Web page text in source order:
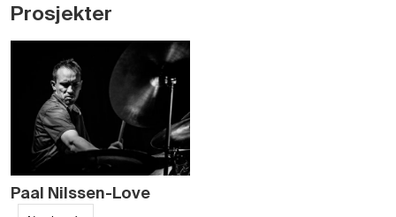
Prosjekter
Paal Nilssen-Love